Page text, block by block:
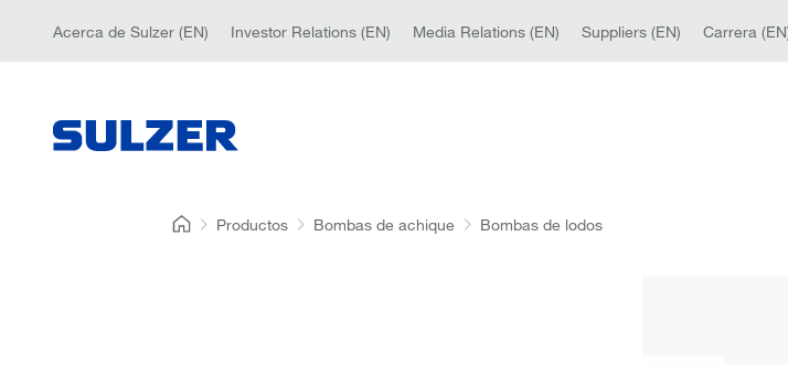
Acerca de Sulzer (EN) Investor Relations (EN) Media Relations (EN) Suppliers (EN) Carrera
Productos Bombas de achique Bombas de lodos